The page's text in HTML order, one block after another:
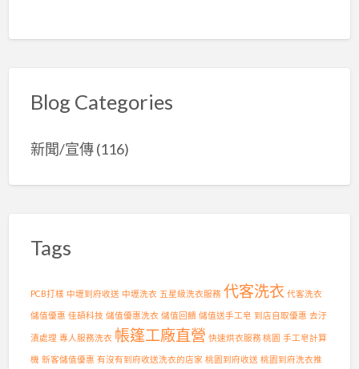
供
頂
密
、
鬆
拆
洗
〉
茶
批
堅
管
，
頂
Blog Categories
新聞/宣傳(116)
Tags
PCB打樣 中壢到府收送 中壢洗衣 五星級洗衣服務 代客洗衣 代客洗衣
儲值優惠 佳頡科技 儲值優惠洗衣 儲值回饋 儲值送手工皂 到店自取優惠 去汙
漬處理 專人服務洗衣 帳篷工廠直營 快速烘衣服務 桃園 手工皂計算
機 新客儲值優惠 有沒有到府收送洗衣的店家 桃園到府收送 桃園到府洗衣推